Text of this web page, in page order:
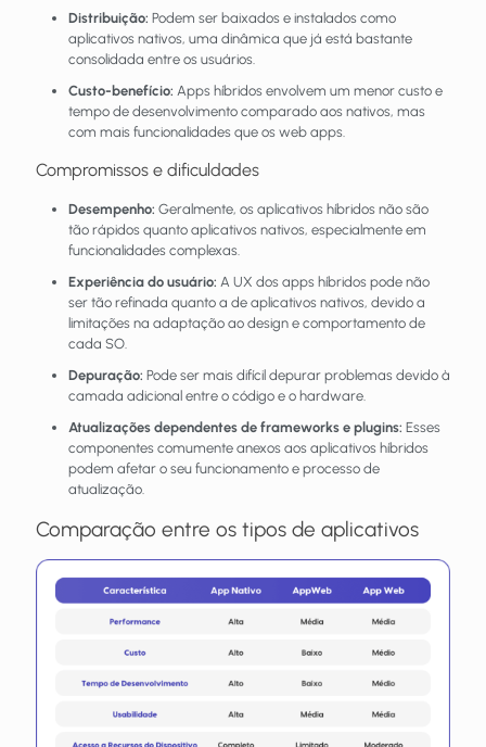
Distribuição: Podem ser baixados e instalados como
aplicativos nativos, uma dinâmica que já está bastante
consolidada entre os usuários.
Custo-benefício: Apps híbridos envolvem um menor custo e
tempo de desenvolvimento comparado aos nativos, mas
com mais funcionalidades que os web apps.
Compromissos e dificuldades
Desempenho: Geralmente, os aplicativos híbridos não são
tão rápidos quanto aplicativos nativos, especialmente em
funcionalidades complexas.
Experiência do usuário: A UX dos apps híbridos pode não
ser tão refinada quanto a de aplicativos nativos, devido a
limitações na adaptação ao design e comportamento de
cada SO.
Depuração: Pode ser mais difícil depurar problemas devido à
camada adicional entre o código e o hardware.
Atualizações dependentes de frameworks e plugins: Esses
componentes comumente anexos aos aplicativos híbridos
podem afetar o seu funcionamento e processo de
atualização.
Comparação entre os tipos de aplicativos